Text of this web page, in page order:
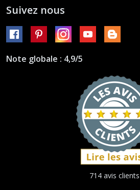
Suivez nous
Note globale : 4,9/5
714 avis clients